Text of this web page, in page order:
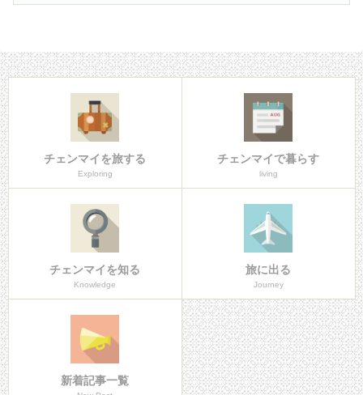
チェンマイを旅する
Exploring
チェンマイで暮らす
living
チェンマイを知る
Knowledge
旅に出る
Journey
新着記事一覧